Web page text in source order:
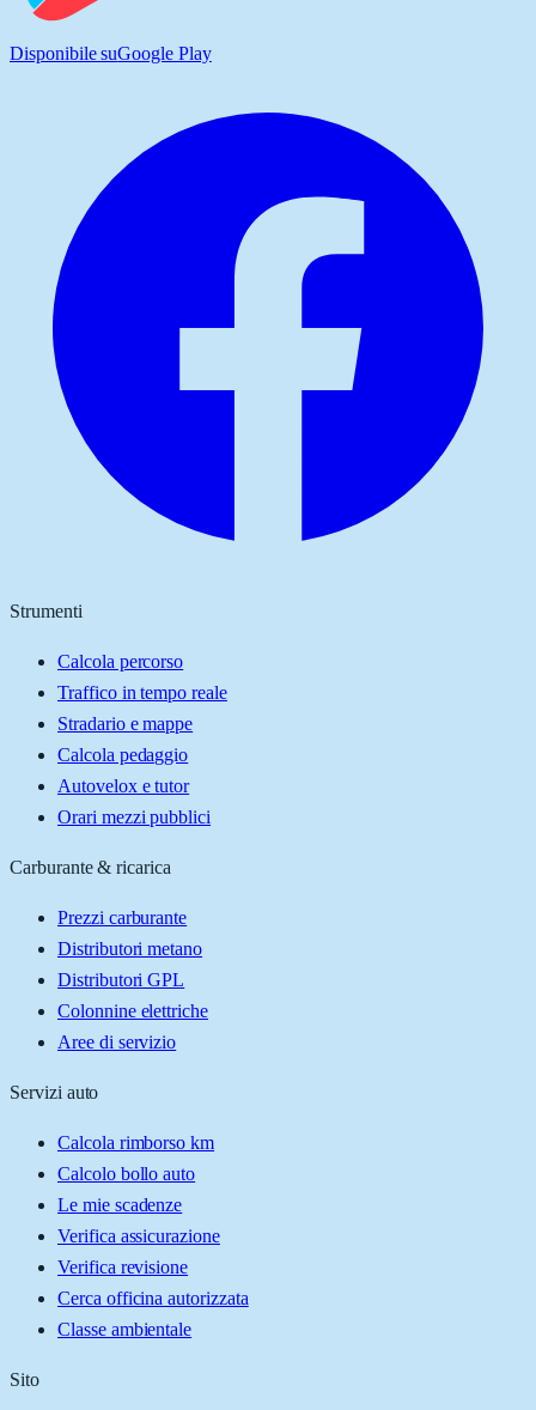
Disponibile suGoogle Play
Strumenti
Calcola percorso
Traffico in tempo reale
Stradario e mappe
Calcola pedaggio
Autovelox e tutor
Orari mezzi pubblici
Carburante & ricarica
Prezzi carburante
Distributori metano
Distributori GPL
Colonnine elettriche
Aree di servizio
Servizi auto
Calcola rimborso km
Calcolo bollo auto
Le mie scadenze
Verifica assicurazione
Verifica revisione
Cerca officina autorizzata
Classe ambientale
Sito